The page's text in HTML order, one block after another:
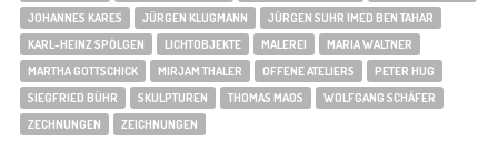
JOHANNES KARES
JÜRGEN KLUGMANN
JÜRGEN SUHR IMED BEN TAHAR
KARL-HEINZ SPÖLGEN
LICHTOBJEKTE MALEREI
MARIA WALTNER
MARTHA GOTTSCHICK
MIRJAM THALER OFFENE ATELIERS
PETER HUG
SIEGFRIED BÜHR
SKULPTUREN THOMAS MAOS
WOLFGANG SCHÄFER
ZECHNUNGEN
ZEICHNUNGEN